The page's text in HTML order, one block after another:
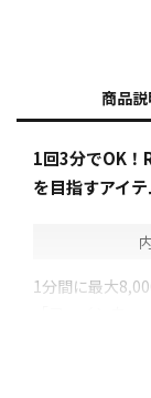
商品説
1回3分でOK！
を目指すアイテ
1分間に最大
ら作られた振動